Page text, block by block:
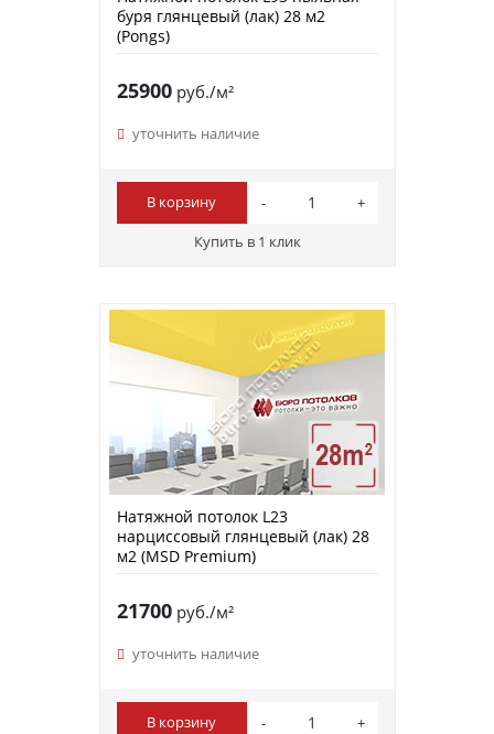
буря глянцевый (лак) 28 м2
(Pongs)
25900руб./м²
уточнить наличие
В корзину
Купить в 1 клик
Натяжной потолок L23
нарциссовый глянцевый (лак) 28
м2 (MSD Premium)
21700руб./м²
уточнить наличие
В корзину